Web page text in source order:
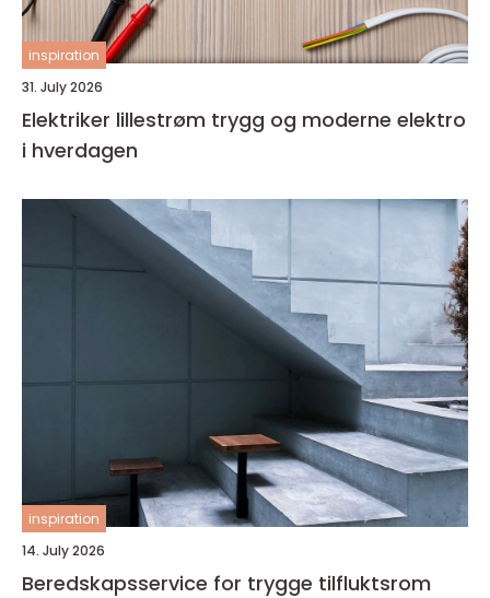
inspiration
31. July 2026
Elektriker lillestrøm trygg og moderne elektro
i hverdagen
inspiration
14. July 2026
Beredskapsservice for trygge tilfluktsrom